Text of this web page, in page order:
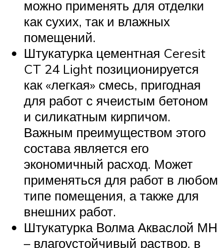
можно применять для отделки
как сухих, так и влажных
помещений.
Штукатурка цементная Ceresit
CT 24 Light позиционируется
как «легкая» смесь, пригодная
для работ с ячеистым бетоном
и силикатным кирпичом.
Важным преимуществом этого
состава является его
экономичный расход. Может
применяться для работ в любом
типе помещения, а также для
внешних работ.
Штукатурка Волма Акваслой МН
– влагоустойчивый раствор, в